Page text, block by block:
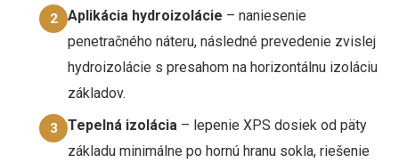
2 Aplikácia hydroizolácie – naniesenie
penetračného náteru, následné prevedenie zvislej
hydroizolácie s presahom na horizontálnu izoláciu
základov.
3 Tepelná izolácia – lepenie XPS dosiek od päty
základu minimálne po hornú hranu sokla, riešenie